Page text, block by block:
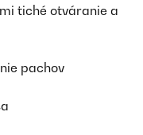
tiché otváranie a
pachov